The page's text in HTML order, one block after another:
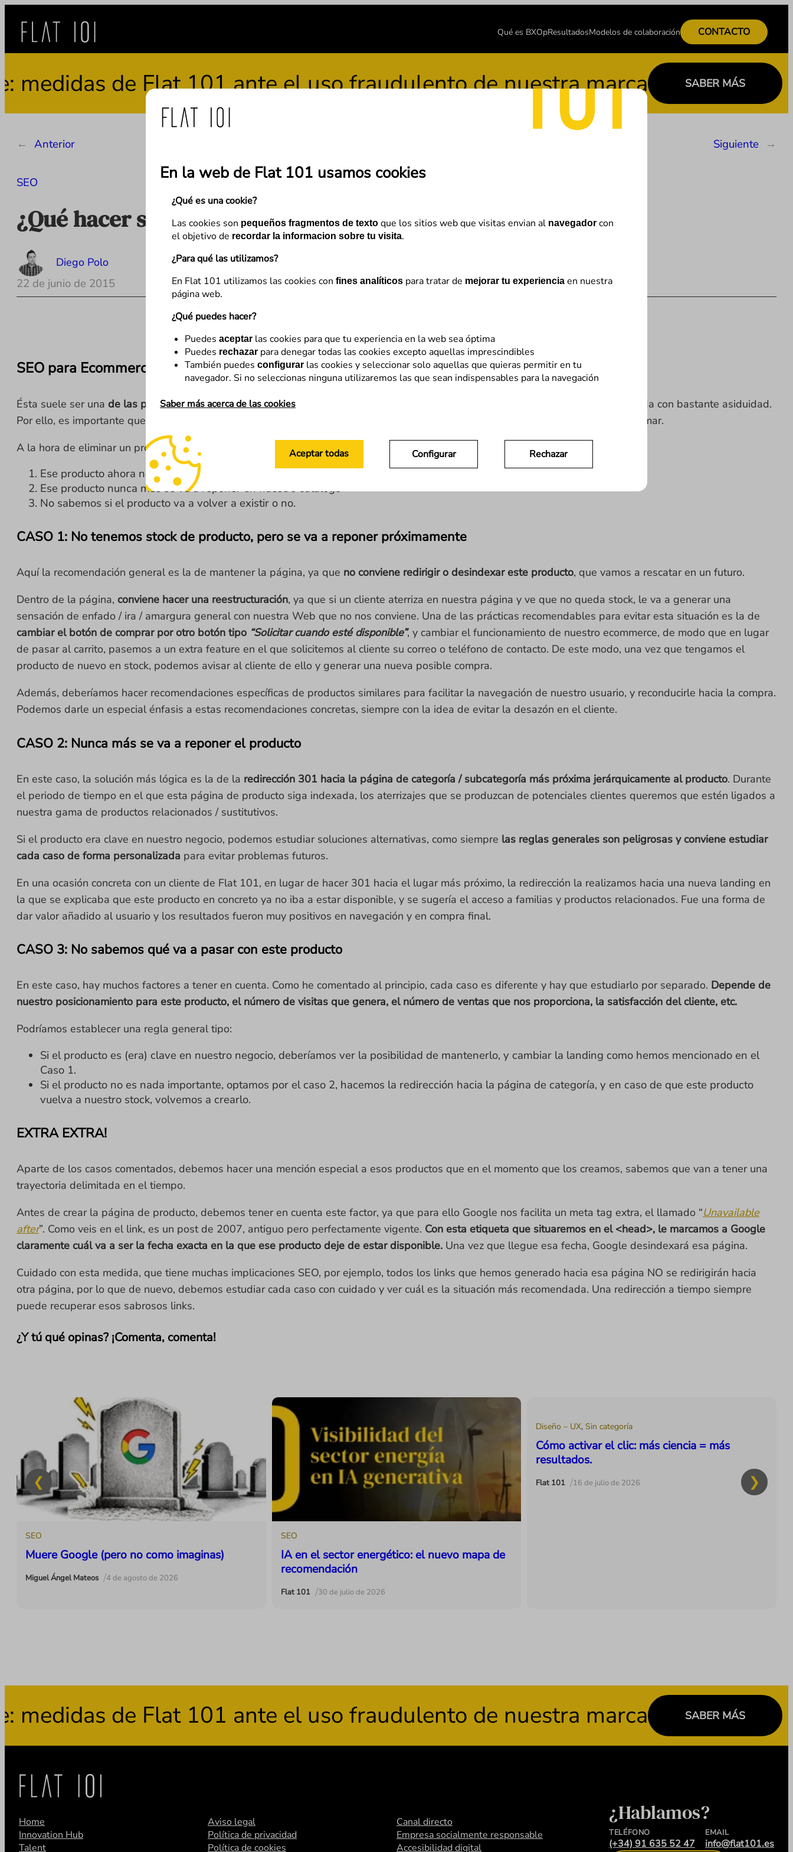
En la web de Flat 101 usamos cookies
¿Qué es una cookie?
Las cookies son pequeños fragmentos de texto que los sitios web que visitas envian al navegador con
el objetivo de recordar la informacion sobre tu visita.
¿Para qué las utilizamos?
En Flat 101 utilizamos las cookies con fines analíticos para tratar de mejorar tu experiencia en nuestra
página web.
¿Qué puedes hacer?
Puedes aceptar las cookies para que tu experiencia en la web sea óptima
Puedes rechazar para denegar todas las cookies excepto aquellas imprescindibles
También puedes configurar las cookies y seleccionar solo aquellas que quieras permitir en tu
navegador. Si no seleccionas ninguna utilizaremos las que sean indispensables para la navegación
Saber más acerca de las cookies
Configurar Rechazar
Aceptar todas
contenido
Qué es BXOpResultadosModelos de colaboración CONTACTO
de Flat 101 ante el uso fraudulento de nuestra marca SABER MÁS
← Anterior Siguiente →
SEO
¿Qué hacer si eliminas un producto de tu catálogo online?
Diego Polo
22 de junio de 2015
SEO para Ecommerce
Ésta suele ser una de las preguntas más recurrentes por nuestros clientes de comercio electrónico
, ya que es una situación que se da con bastante asiduidad.
Por ello, es importante que tengamos claro que cada caso es diferente y no podemos establecer una regla única como medida a tomar.
A la hora de eliminar un producto de un catálogo, se pueden dar tres circunstancias básicas:
Ese producto ahora no está en stock, pero se va a reponer en próximas fechas
Ese producto nunca más se va a reponer en nuestro catálogo
No sabemos si el producto va a volver a existir o no.
CASO 1: No tenemos stock de producto, pero se va a reponer próximamente
Aquí la recomendación general es la de mantener la página, ya que no conviene redirigir o desindexar este producto, que vamos a rescatar en un futuro.
Dentro de la página, conviene hacer una reestructuración, ya que si un cliente aterriza en nuestra página y ve que no queda stock, le va a generar una
sensación de enfado / ira / amargura general con nuestra Web que no nos conviene. Una de las prácticas recomendables para evitar esta situación es la de
cambiar el botón de comprar por otro botón tipo “Solicitar cuando esté disponible”, y cambiar el funcionamiento de nuestro ecommerce, de modo que en lugar
de pasar al carrito, pasemos a un extra feature en el que solicitemos al cliente su correo o teléfono de contacto. De este modo, una vez que tengamos el
producto de nuevo en stock, podemos avisar al cliente de ello y generar una nueva posible compra.
Además, deberíamos hacer recomendaciones específicas de productos similares para facilitar la navegación de nuestro usuario, y reconducirle hacia la compra.
Podemos darle un especial énfasis a estas recomendaciones concretas, siempre con la idea de evitar la desazón en el cliente.
CASO 2: Nunca más se va a reponer el producto
En este caso, la solución más lógica es la de la redirección 301 hacia la página de categoría / subcategoría más próxima jerárquicamente al producto. Durante
el periodo de tiempo en el que esta página de producto siga indexada, los aterrizajes que se produzcan de potenciales clientes queremos que estén ligados a
nuestra gama de productos relacionados / sustitutivos.
Si el producto era clave en nuestro negocio, podemos estudiar soluciones alternativas, como siempre las reglas generales son peligrosas y conviene estudiar
cada caso de forma personalizada para evitar problemas futuros.
En una ocasión concreta con un cliente de Flat 101, en lugar de hacer 301 hacia el lugar más próximo, la redirección la realizamos hacia una nueva landing en
la que se explicaba que este producto en concreto ya no iba a estar disponible, y se sugería el acceso a familias y productos relacionados. Fue una forma de
dar valor añadido al usuario y los resultados fueron muy positivos en navegación y en compra final.
CASO 3: No sabemos qué va a pasar con este producto
En este caso, hay muchos factores a tener en cuenta. Como he comentado al principio, cada caso es diferente y hay que estudiarlo por separado. Depende de
nuestro posicionamiento para este producto, el número de visitas que genera, el número de ventas que nos proporciona, la satisfacción del cliente, etc.
Podríamos establecer una regla general tipo:
Si el producto es (era) clave en nuestro negocio, deberíamos ver la posibilidad de mantenerlo, y cambiar la landing como hemos mencionado en el
Caso 1.
Si el producto no es nada importante, optamos por el caso 2, hacemos la redirección hacia la página de categoría, y en caso de que este producto
vuelva a nuestro stock, volvemos a crearlo.
EXTRA EXTRA!
Aparte de los casos comentados, debemos hacer una mención especial a esos productos que en el momento que los creamos, sabemos que van a tener una
trayectoria delimitada en el tiempo.
Antes de crear la página de producto, debemos tener en cuenta este factor, ya que para ello Google nos facilita un meta tag extra, el llamado “Unavailable
after”. Como veis en el link, es un post de 2007, antiguo pero perfectamente vigente. Con esta etiqueta que situaremos en el <head>, le marcamos a Google
claramente cuál va a ser la fecha exacta en la que ese producto deje de estar disponible. Una vez que llegue esa fecha, Google desindexará esa página.
Cuidado con esta medida, que tiene muchas implicaciones SEO, por ejemplo, todos los links que hemos generado hacia esa página NO se redirigirán hacia
otra página, por lo que de nuevo, debemos estudiar cada caso con cuidado y ver cuál es la situación más recomendada. Una redirección a tiempo siempre
puede recuperar esos sabrosos links.
¿Y tú qué opinas? ¡Comenta, comenta!
SEO
Muere Google (pero no como imaginas)
Miguel Ángel Mateos /4 de agosto de 2026
SEO
IA en el sector energético: el nuevo mapa de
recomendación
Flat 101 /30 de julio de 2026
Diseño – UX, Sin categoría
Cómo activar el clic: más ciencia = más
resultados.
Flat 101 /16 de julio de 2026
de Flat 101 ante el uso fraudulento de nuestra marca SABER MÁS
Home
Innovation Hub
Talent
Aviso legal
Política de privacidad
Política de cookies
Canal directo
Empresa socialmente responsable
Accesibilidad digital
¿Hablamos?
TELÉFONO
(+34) 91 635 52 47
EMAIL
info@flat101.es